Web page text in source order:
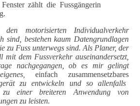
zählt die Fussgängerin
motorisierten Individualverkehr
sind, bestehen kaum Datengrundlagen
zu Fuss unterwegs sind. Als Planer, der
mit dem Fussverkehr auseinandersetzt,
nachgegangen, ob es mir gelingt
einfach zusammensetzbares
zu entwickeln und so allenfalls
einer breiteren Anwendung von
zu leisten.